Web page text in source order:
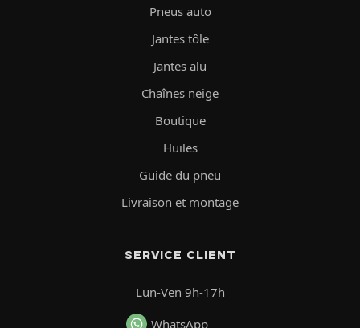
Pneus auto
Jantes tôle
Jantes alu
Chaînes neige
Boutique
Huiles
Guide du pneu
Livraison et montage
SERVICE CLIENT
Lun-Ven 9h-17h
WhatsApp